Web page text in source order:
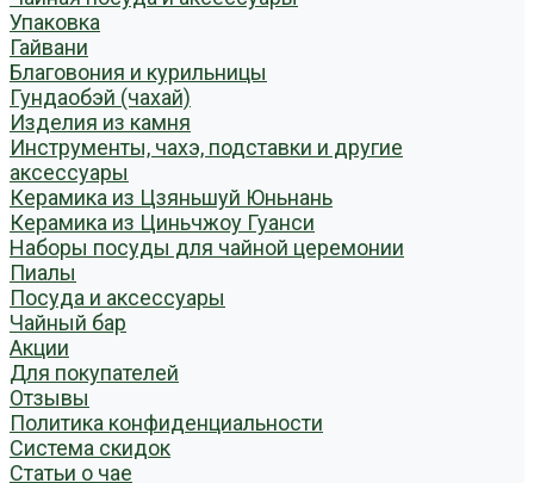
Упаковка
Гайвани
Благовония и курильницы
Гундаобэй (чахай)
Изделия из камня
Инструменты, чахэ, подставки и другие
аксессуары
Керамика из Цзяньшуй Юньнань
Керамика из Циньчжоу Гуанси
Наборы посуды для чайной церемонии
Пиалы
Посуда и аксессуары
Чайный бар
Акции
Для покупателей
Отзывы
Политика конфиденциальности
Система скидок
Статьи о чае